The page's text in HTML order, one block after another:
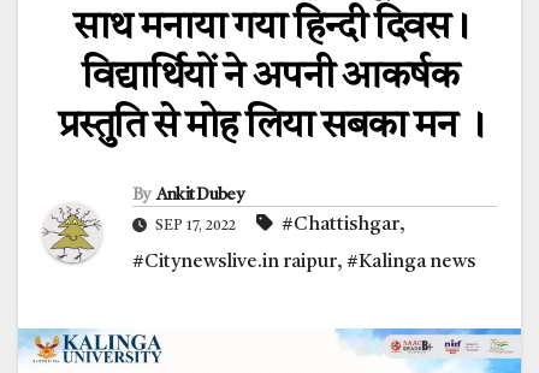
साथ मनाया गया हिन्दी दिवस।
विद्यार्थियों ने अपनी आकर्षक
प्रस्तुति से मोह लिया सबका मन ।
By Ankit Dubey
SEP 17, 2022 #Chattishgar,
#Citynewslive.in raipur, #Kalinga news